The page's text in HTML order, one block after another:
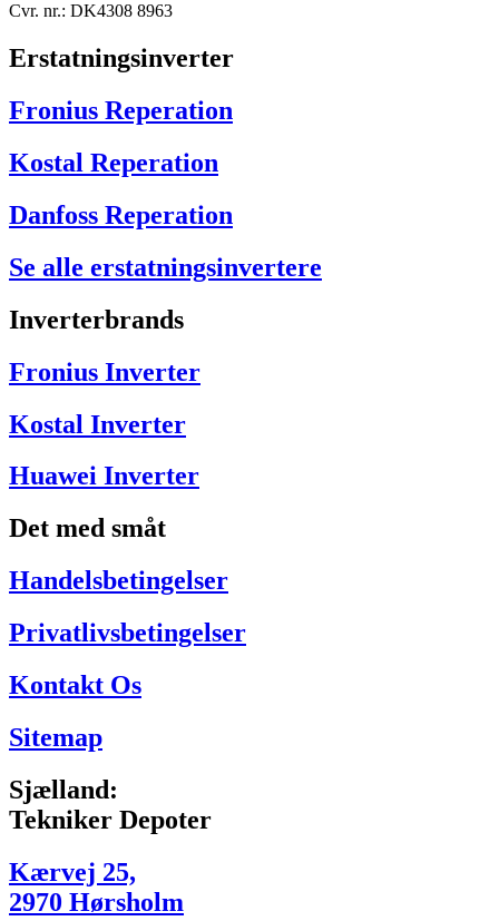
Cvr. nr.: DK4308 8963
Erstatningsinverter
Fronius Reperation
Kostal Reperation
Danfoss Reperation
Se alle erstatningsinvertere
Inverterbrands
Fronius Inverter
Kostal Inverter
Huawei Inverter
Det med småt
Handelsbetingelser
Privatlivsbetingelser
Kontakt Os
Sitemap
Sjælland:
Tekniker Depoter
Kærvej 25,
2970 Hørsholm